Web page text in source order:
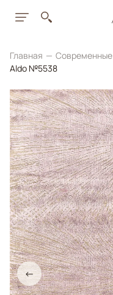
Главная Современные
Aldo №5538
←